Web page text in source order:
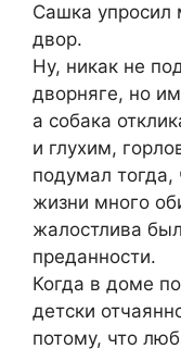
Сашка упросил
двор.
Ну, никак не
дворняге, но
а собака
и глухим,
подумал тогда,
жизни много
жалостлива
преданности.
Когда в доме
детски
потому, что